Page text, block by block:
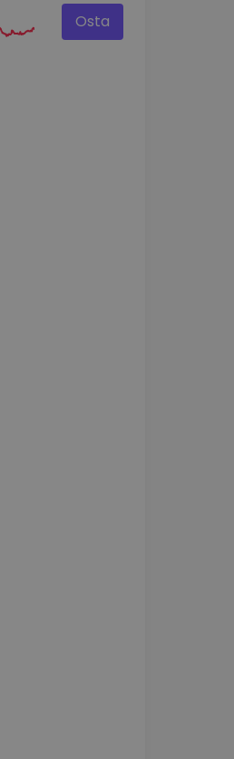
Osta